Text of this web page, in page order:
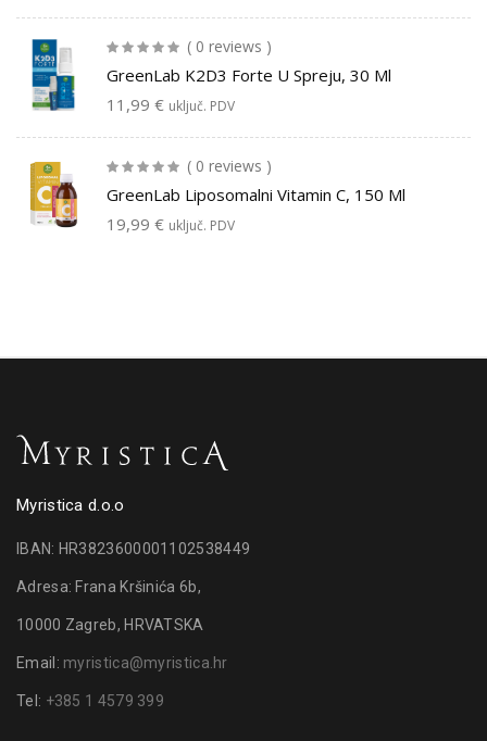
( 0 reviews )
GreenLab K2D3 Forte U Spreju, 30 Ml
11,99 € uključ. PDV
( 0 reviews )
GreenLab Liposomalni Vitamin C, 150 Ml
19,99 € uključ. PDV
Myristica d.o.o
IBAN: HR3823600001102538449
Adresa: Frana Kršinića 6b,
10000 Zagreb, HRVATSKA
Email: myristica@myristica.hr
Tel: +385 1 4579 399